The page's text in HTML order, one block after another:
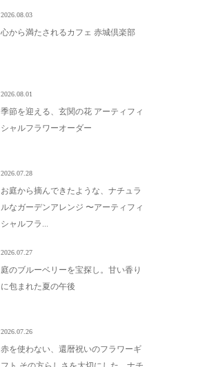
2026.08.03
心から満たされるカフェ 赤城倶楽部
2026.08.01
季節を迎える、玄関の花 アーティフィ
シャルフラワーオーダー
2026.07.28
お庭から摘んできたような、ナチュラ
ルなガーデンアレンジ 〜アーティフィ
シャルフラ...
2026.07.27
庭のブルーベリーを宝探し。甘い香り
に包まれた夏の午後
2026.07.26
赤を使わない、還暦祝いのフラワーギ